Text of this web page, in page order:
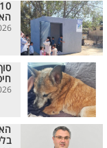
19/7/
15/7/